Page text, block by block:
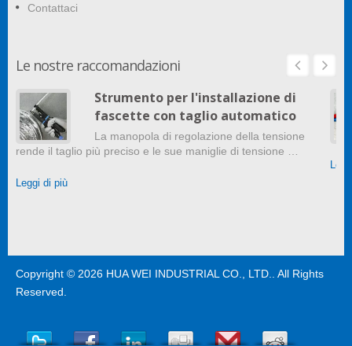
Contattaci
Le nostre raccomandazioni
Strumento per l'installazione di
fascette con taglio automatico
La manopola di regolazione della tensione
rende il taglio più preciso e le sue maniglie di tensione …
Leggi di più
Copyright © 2026 HUA WEI INDUSTRIAL CO., LTD.
. All Rights
Reserved.